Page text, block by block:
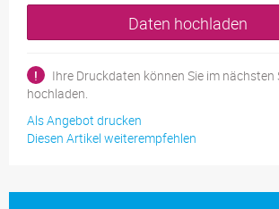
Daten hochladen
!
Ihre Druckdaten können Sie im nächsten
hochladen.
Als Angebot drucken
Diesen Artikel weiterempfehlen